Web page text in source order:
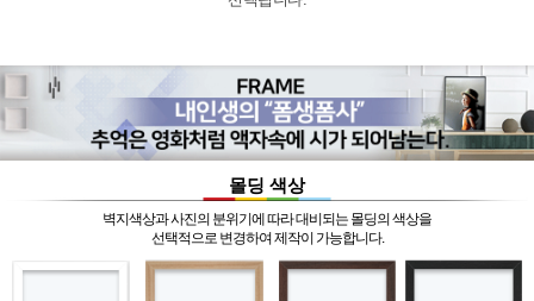
몰딩 색상
벽지색상과 사진의 분위기에 따라 대비되는 몰딩의 색상을
선택적으로 변경하여 제작이 가능합니다.